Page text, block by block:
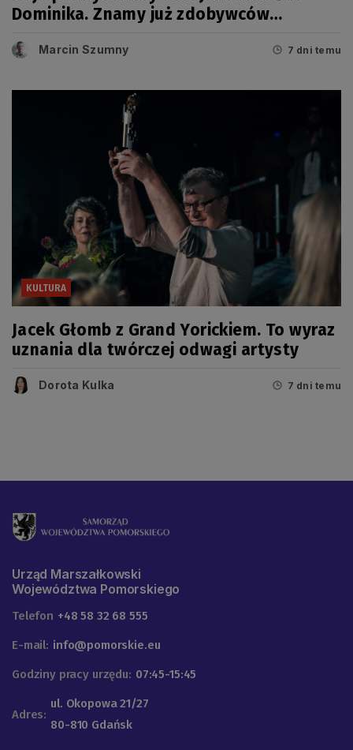
Dominika. Znamy już zdobywców
Marcin Szumny 7 dni temu
KULTURA
Jacek Głomb z Grand Yorickiem. To wyraz
uznania dla twórczej odwagi artysty
Dorota Kulka 7 dni temu
Urząd Marszałkowski
Województwa Pomorskiego
Telefon +48 58 32 68 555
E-mail: info@pomorskie.eu
Godziny pracy urzędu: 07:45-15:45
Adres:
ul. Okopowa 21/27
80-810 Gdańsk